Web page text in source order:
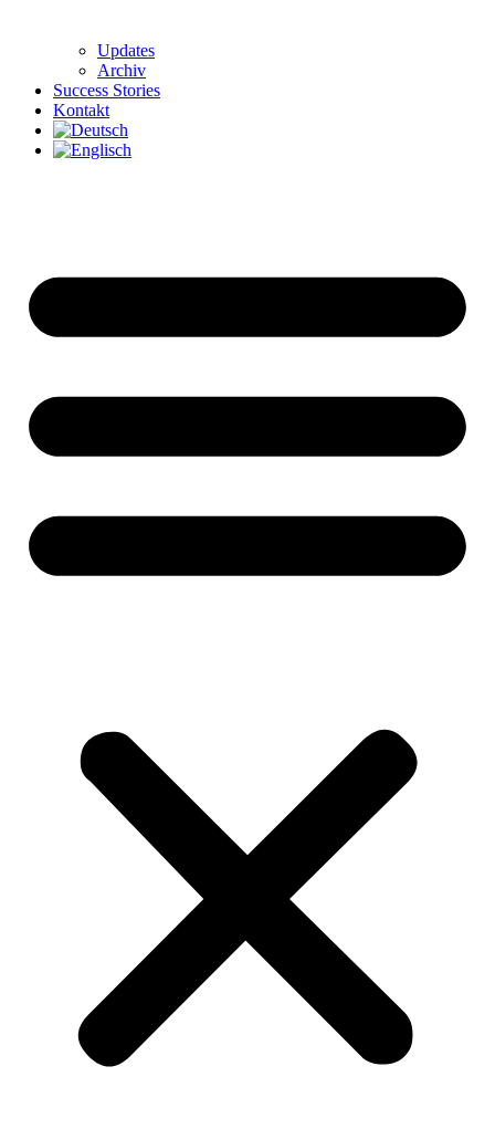
Updates
Archiv
Success Stories
Kontakt